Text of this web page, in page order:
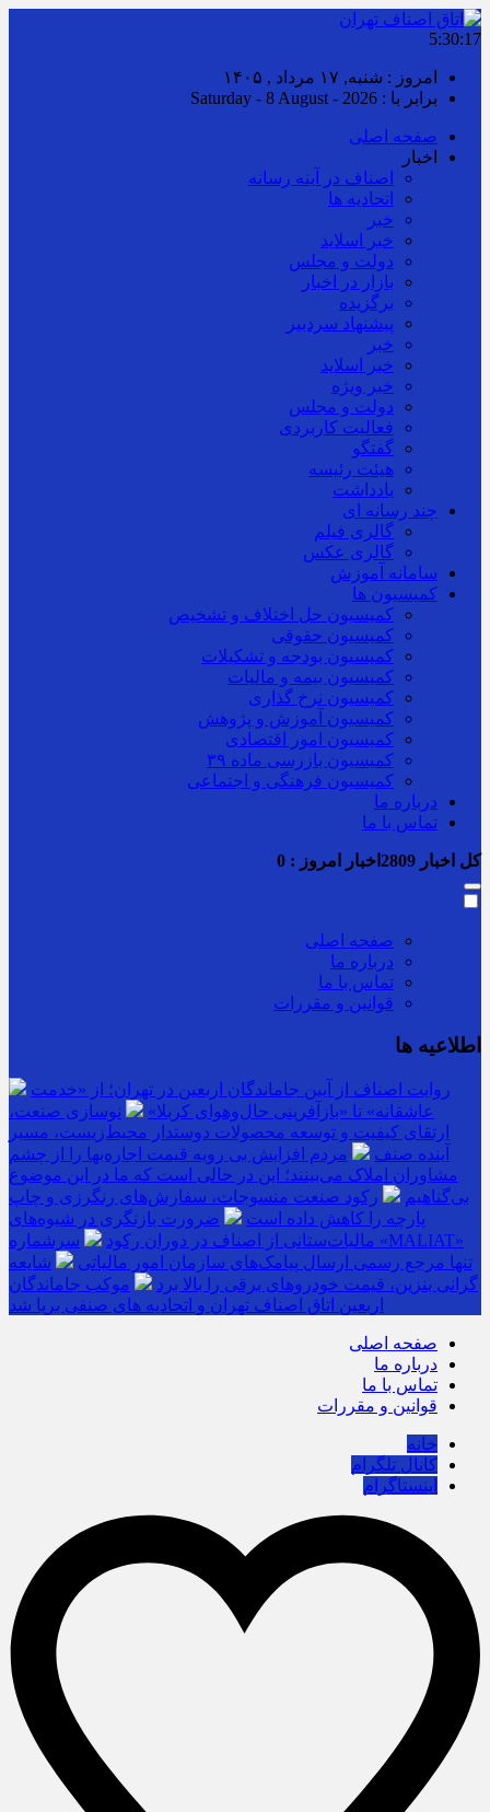
5:30:18
امروز : شنبه, ۱۷ مرداد , ۱۴۰۵
برابر با : Saturday - 8 August - 2026
صفحه اصلی
اخبار
اصناف در آینه رسانه
اتحادیه ها
خبر
خبر اسلايد
دولت و مجلس
بازار در اخبار
برگزیده
پیشنهاد سردبیر
خبر
خبر اسلايد
خبر ویژه
دولت و مجلس
فعالیت کاربردی
گفتگو
هیئت رئیسه
یادداشت
چند رسانه ای
گالری فیلم
گالری عکس
سامانه آموزش
کمیسیون ها
کمیسیون حل اختلاف و تشخیص
کمیسیون حقوقی
کمیسیون بودجه و تشکیلات
کمیسیون بیمه و مالیات
کمیسیون نرخ گذاری
کمیسیون آموزش و پژوهش
کمیسیون امور اقتصادی
کمیسیون بازرسی ماده ۳۹
کمیسیون فرهنگی و اجتماعی
درباره ما
تماس با ما
کل اخبار اخبار امروز : 0
صفحه اصلی
درباره ما
تماس با ما
قوانین و مقررات
اطلاعیه ها
روایت اصناف از آیین جاماندگان اربعین در تهران؛ از «خدمت
عاشقانه» تا «بازآفرینی حال‌وهوای کربلا»
نوسازی صنعت،
ارتقای کیفیت و توسعه محصولات دوستدار محیط‌زیست، مسیر
آینده صنف
مردم افزایش بی رویه قیمت اجاره‌بها را از چشم
مشاوران املاک می‌بینند؛ این در حالی است که ما در این موضوع
بی‌گناهیم
رکود صنعت منسوجات، سفارش‌های رنگرزی و چاپ
پارچه را کاهش داده است
ضرورت بازنگری در شیوه‌های
مالیات‌ستانی از اصناف در دوران رکود
سرشماره «MALIAT»
تنها مرجع رسمی ارسال پیامک‌های سازمان امور مالیاتی
شایعه
گرانی بنزین، قیمت خودروهای برقی را بالا برد
موکب جاماندگان
اربعین اتاق اصناف تهران و اتحادیه های صنفی برپا شد
صفحه اصلی
درباره ما
تماس با ما
قوانین و مقررات
خانه
کانال تلگرام
اینستاگرام